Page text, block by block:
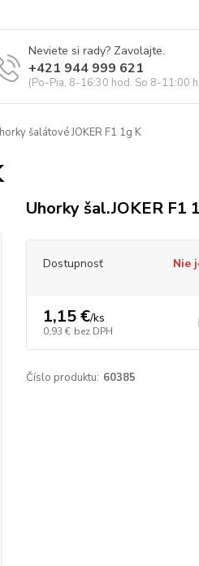
Neviete si rady? Zavolajte.
+421 944 999 621
(Po-Pia, 8-16:30 hod. So 8-11:00
šalátové JOKER F1 1g K
Uhorky šal.JOKER F1
Dostupnosť Nie
1,15 €/ks
0,93 € bez DPH
Číslo produktu: 60385